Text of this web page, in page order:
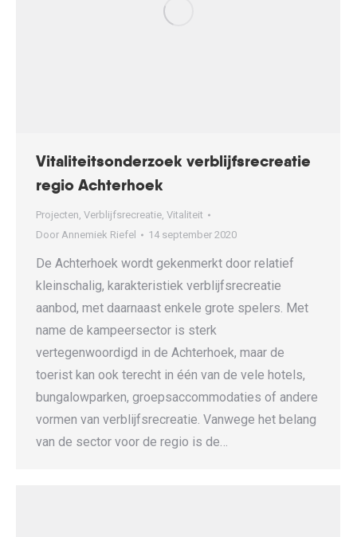
Vitaliteitsonderzoek verblijfsrecreatie
regio Achterhoek
Projecten, Verblijfsrecreatie, Vitaliteit
Door Annemiek Riefel 14 september 2020
De Achterhoek wordt gekenmerkt door relatief
kleinschalig, karakteristiek verblijfsrecreatie
aanbod, met daarnaast enkele grote spelers. Met
name de kampeersector is sterk
vertegenwoordigd in de Achterhoek, maar de
toerist kan ook terecht in één van de vele hotels,
bungalowparken, groepsaccommodaties of andere
vormen van verblijfsrecreatie. Vanwege het belang
van de sector voor de regio is de…